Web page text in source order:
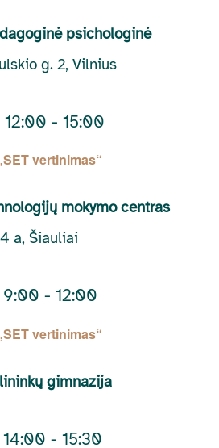
psichologinė
g. 2, Vilnius
vertinimas“
12:00 - 15:00
mokymo centras
a, Šiauliai
vertinimas“
9:00 - 12:00
gimnazija
14:00 - 15:30